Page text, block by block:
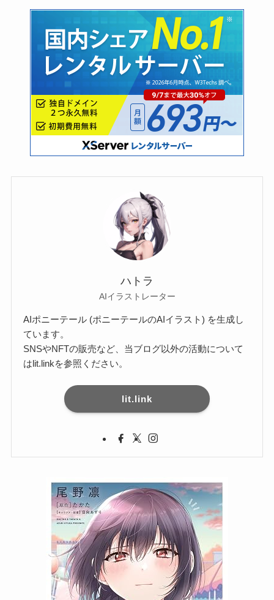
ハトラ
AIイラストレーター
AIポニーテール (ポニーテールのAIイラスト) を生成し
ています。
SNSやNFTの販売など、当ブログ以外の活動について
はlit.linkを参照ください。
lit.link